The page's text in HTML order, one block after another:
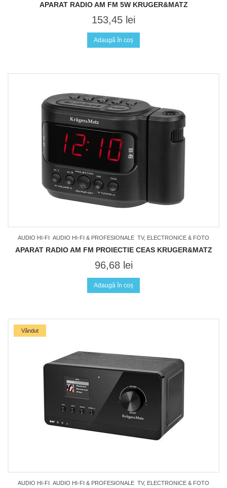
APARAT RADIO AM FM 5W KRUGER&MATZ
153,45 lei
Adaugă în coș
AUDIO HI-FI AUDIO HI-FI & PROFESIONALE TV, ELECTRONICE & FOTO
APARAT RADIO AM FM PROIECTIE CEAS KRUGER&MATZ
96,68 lei
Adaugă în coș
Vândut
AUDIO HI-FI AUDIO HI-FI & PROFESIONALE TV, ELECTRONICE & FOTO